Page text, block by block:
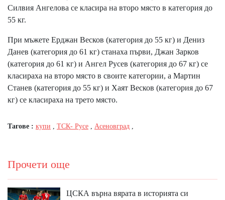
Силвия Ангелова се класира на второ място в категория до
55 кг.
При мъжете Ерджан Весков (категория до 55 кг) и Дениз
Данев (категория до 61 кг) станаха първи, Джан Зарков
(категория до 61 кг) и Ангел Русев (категория до 67 кг) се
класираха на второ място в своите категории, а Мартин
Станев (категория до 55 кг) и Хаят Весков (категория до 67
кг) се класираха на трето място.
Тагове : купи ТСК- Русе Асеновград
Прочети още
ЦСКА върна вярата в историята си